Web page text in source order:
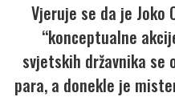
Vjeruje se da je Joko
“konceptualne
svjetskih državnika se
para, a donekle je